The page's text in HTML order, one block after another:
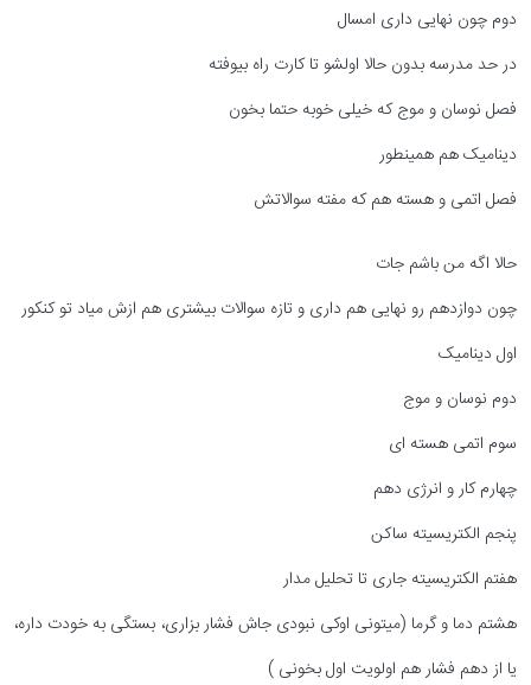
دوم چون نهایی داری امسال
در حد مدرسه بدون حالا اولشو تا کارت راه بیوفته
فصل نوسان و موج که خیلی خوبه حتما بخون
دینامیک هم همینطور
فصل اتمی و هسته هم که مفته سوالاتش
حالا اگه من باشم جات
چون دوازدهم رو نهایی هم داری و تازه سوالات بیشتری هم ازش میاد تو کنکور
اول دینامیک
دوم نوسان و موج
سوم اتمی هسته ای
چهارم کار و انرژی دهم
پنجم الکتریسیته ساکن
هفتم الکتریسیته جاری تا تحلیل مدار
هشتم دما و گرما (میتونی اوکی نبودی جاش فشار بزاری، بستگی به خودت داره،
یا از دهم فشار هم اولویت اول بخونی )